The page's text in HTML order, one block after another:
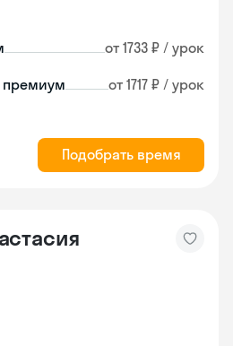
от 1733 ₽ / урок
премиум от 1717 ₽ / урок
Подобрать время